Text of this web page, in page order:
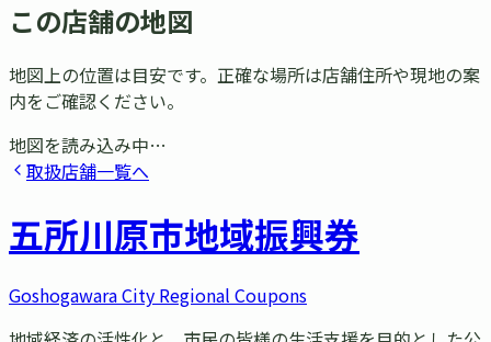
この店舗の地図
地図上の位置は目安です。正確な場所は店舗住所や現地の案
内をご確認ください。
地図を読み込み中…
取扱店舗一覧へ
五所川原市地域振興券
Goshogawara City Regional Coupons